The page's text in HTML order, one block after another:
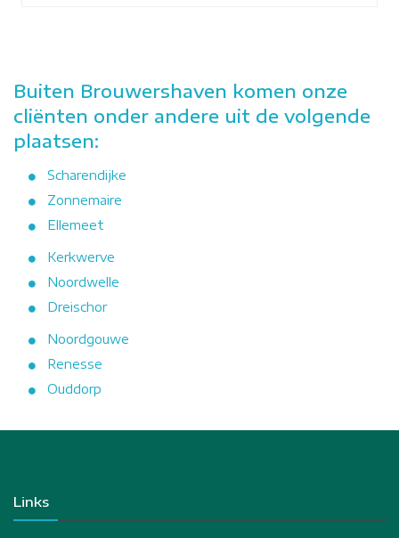
Buiten Brouwershaven komen onze
cliënten onder andere uit de volgende
plaatsen:
Scharendijke
Zonnemaire
Ellemeet
Kerkwerve
Noordwelle
Dreischor
Noordgouwe
Renesse
Ouddorp
Links